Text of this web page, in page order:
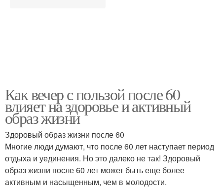
Как вечер с пользой после 60
влияет на здоровье и активный
образ жизни
Здоровый образ жизни после 60
Многие люди думают, что после 60 лет наступает период
отдыха и уединения. Но это далеко не так! Здоровый
образ жизни после 60 лет может быть еще более
активным и насыщенным, чем в молодости.